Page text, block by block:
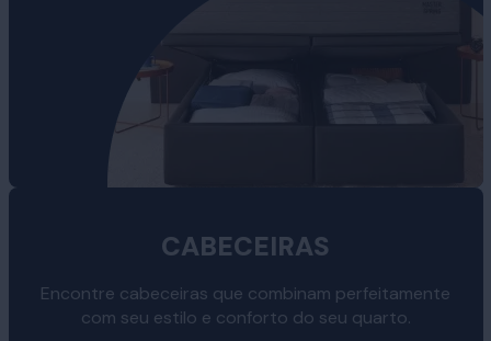
CABECEIRAS
Encontre cabeceiras que combinam perfeitamente
com seu estilo e conforto do seu quarto.